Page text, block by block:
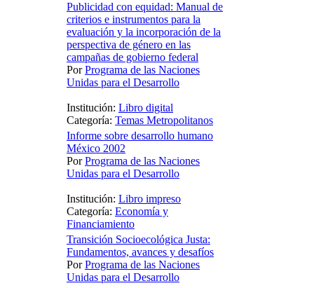
Publicidad con equidad: Manual de
criterios e instrumentos para la
evaluación y la incorporación de la
perspectiva de género en las
campañas de gobierno federal
PorPrograma de las Naciones
Unidas para el Desarrollo
Institución: Libro digital
Categoría: Temas Metropolitanos
Informe sobre desarrollo humano
México 2002
PorPrograma de las Naciones
Unidas para el Desarrollo
Institución: Libro impreso
Categoría: Economía y
Financiamiento
Transición Socioecológica Justa:
Fundamentos, avances y desafíos
PorPrograma de las Naciones
Unidas para el Desarrollo